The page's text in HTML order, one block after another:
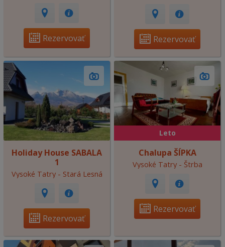
Rezervovať Rezervovať
Holiday House SABALA
1
Vysoké Tatry - Stará Lesná
Rezervovať
Leto
Chalupa ŠÍPKA
Vysoké Tatry - Štrba
Rezervovať